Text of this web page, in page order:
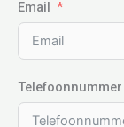
Email
Telefoonnummer